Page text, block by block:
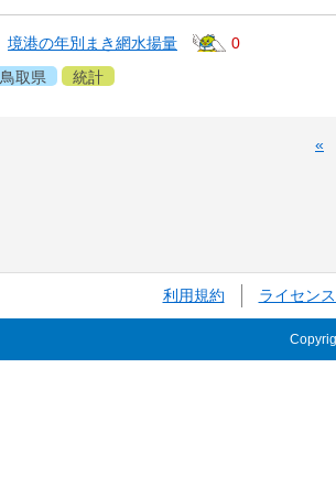
境港の年別まき網水揚量
0
鳥取県 統計
«
利用規約 ライセン